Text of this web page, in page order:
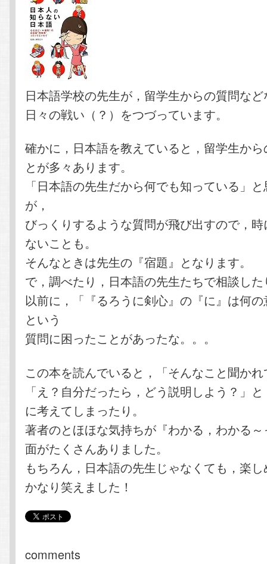
日本語学校の先生が，留学生からの質問な
日々の戦い（？）をつづっています。
確かに，日本語を教えていると，留学生か
とが多々あります。
「日本語の先生だから何でも知っている」
が，
びっくりするような質問が飛び出すので，
ないことも。
そんなときは先生の『宿題』となります。
で，調べたり，日本語の先生たちで相談し
以前に，「『るろうに剣心』の『に』は何
という
質問に困ったことがあったな。。。
この本を読んでいると，「そんなこと聞か
「え？自分だったら，どう説明しよう？」
に考えてしまったり。
著者のとほほな気持ちが『わかる，わかる
面がたくさんありました。
もちろん，日本語の先生じゃなくても，楽
かなり笑えました！
comments